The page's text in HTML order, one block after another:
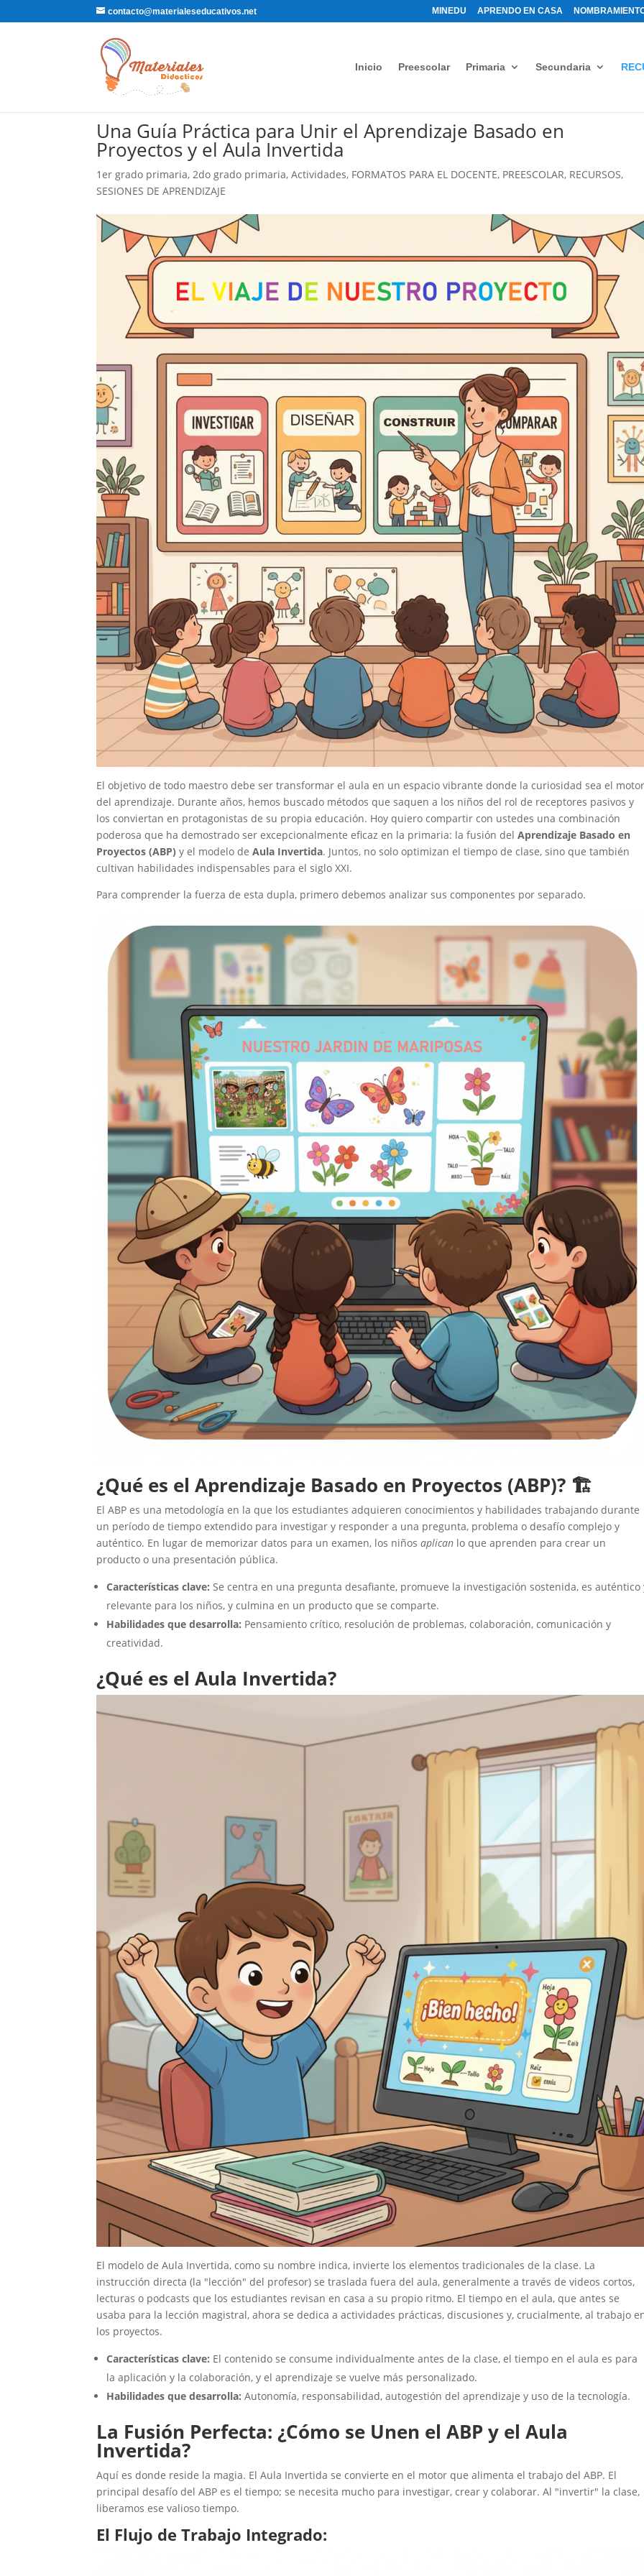
contacto@materialeseducativos.net MINEDU APRENDO EN CASA
Inicio Preescolar Primaria Secundaria
Una Guía Práctica para Unir el Aprendizaje Basado en
Proyectos y el Aula Invertida
1er grado primaria,2do grado primaria,Actividades, FORMATOS PARA EL DOCENTE, PREESCOLAR, RECURSOS,
SESIONES DE APRENDIZAJE
El objetivo de todo maestro debe ser transformar el aula en un espacio vibrante donde la curiosidad sea el
del aprendizaje. Durante años, hemos buscado métodos que saquen a los niños del rol de receptores pasivos y
los conviertan en protagonistas de su propia educación. Hoy quiero compartir con ustedes una combinación
poderosa que ha demostrado ser excepcionalmente eficaz en la primaria: la fusión delAprendizaje Basado en
Proyectos (ABP) y el modelo deAula Invertida. Juntos, no solo optimizan el tiempo de clase, sino que también
cultivan habilidades indispensables para el siglo XXI.
Para comprender la fuerza de esta dupla, primero debemos analizar sus componentes por separado.
¿Qué es el Aprendizaje Basado en Proyectos (ABP)? 🏗
El ABP es una metodología en la que los estudiantes adquieren conocimientos y habilidades trabajando durante
un período de tiempo extendido para investigar y responder a una pregunta, problema o desafío complejo y
auténtico. En lugar de memorizar datos para un examen, los niñosaplican lo que aprenden para crear un
producto o una presentación pública.
Características clave: Se centra en una pregunta desafiante, promueve la investigación sostenida, es auténtico
relevante para los niños, y culmina en un producto que se comparte.
Habilidades que desarrolla: Pensamiento crítico, resolución de problemas, colaboración, comunicación y
creatividad.
¿Qué es el Aula Invertida?
El modelo de Aula Invertida, como su nombre indica, invierte los elementos tradicionales de la clase. La
instrucción directa (la "lección" del profesor) se traslada fuera del aula, generalmente a través de videos cortos,
lecturas o podcasts que los estudiantes revisan en casa a su propio ritmo. El tiempo en el aula, que antes se
usaba para la lección magistral, ahora se dedica a actividades prácticas, discusiones y, crucialmente, al trabajo
los proyectos.
Características clave: El contenido se consume individualmente antes de la clase, el tiempo en el aula es para
la aplicación y la colaboración, y el aprendizaje se vuelve más personalizado.
Habilidades que desarrolla: Autonomía, responsabilidad, autogestión del aprendizaje y uso de la tecnología.
La Fusión Perfecta: ¿Cómo se Unen el ABP y el Aula
Invertida?
Aquí es donde reside la magia. El Aula Invertida se convierte en el motor que alimenta el trabajo del ABP. El
principal desafío del ABP es el tiempo; se necesita mucho para investigar, crear y colaborar. Al "invertir" la clase,
liberamos ese valioso tiempo.
El Flujo de Trabajo Integrado: